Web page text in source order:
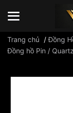
Trang chủ /Đồng
Đồng hồ Pin / Quartz